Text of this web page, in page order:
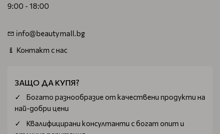
9:00 - 18:00
info@beautymall.bg
Контакт с нас
ЗАЩО ДА КУПЯ?
Богатo разнообразие от качествени продукти на
най-добри цени
Квалифицирани консултанти с богат опит и